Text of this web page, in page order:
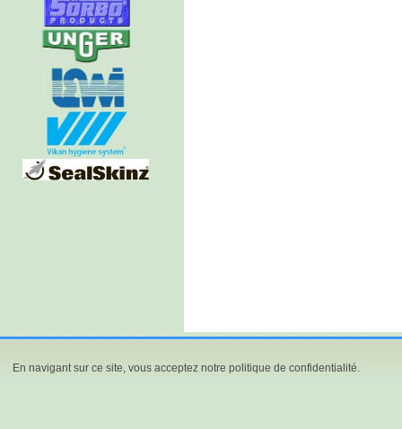
En navigant sur ce site, vous acceptez notre politique de confidentialité.